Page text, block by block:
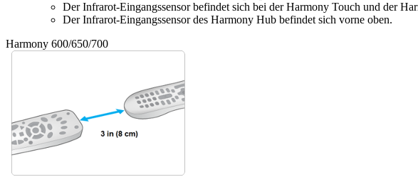
Der Infrarot-Eingangssensor befindet sich bei der Harmony Touch und der
Der Infrarot-Eingangssensor des Harmony Hub befindet sich vorne oben.
Harmony 600/650/700